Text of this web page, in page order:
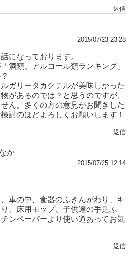
返信
2015/07/23 23:28
になっております。
酒類、アルコール類ランキング」
ガリータカクテルが美味しかった
があるのでは？と思うのですが、
ん。多くの方の意見がお聞きした
討のほどよろしくお願いします！
返信
か
2015/07/25 12:14
車の中、食器のふきんがわり、キ
、床用モップ、子供達の手足ふ
ンペーパーより使い道あってお気
返信